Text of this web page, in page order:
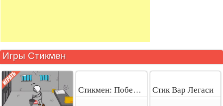
Игры Стикмен
Стикмен: Побег из комплекса Стик Вар Легаси